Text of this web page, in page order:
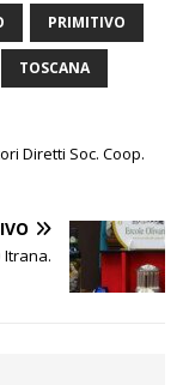
PRIMITIVO
TOSCANA
Diretti Soc. Coop.
Itrana.